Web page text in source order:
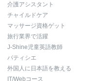
介護アシスタント
チャイルドケア
マッサージ資格ゲット
旅行業界で活躍
J-Shine児童英語教師
パティシエ
外国人に日本語を教える
IT/Webコース